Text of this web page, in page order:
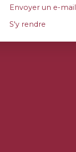
Envoyer un e-mail
S'y rendre